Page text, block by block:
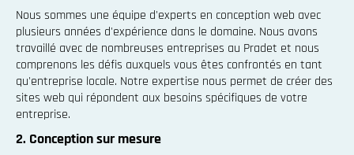
Nous sommes une équipe d'experts en conception web avec
plusieurs années d'expérience dans le domaine. Nous avons
travaillé avec de nombreuses entreprises au Pradet et nous
comprenons les défis auxquels vous êtes confrontés en tant
qu'entreprise locale. Notre expertise nous permet de créer des
sites web qui répondent aux besoins spécifiques de votre
entreprise.
2. Conception sur mesure